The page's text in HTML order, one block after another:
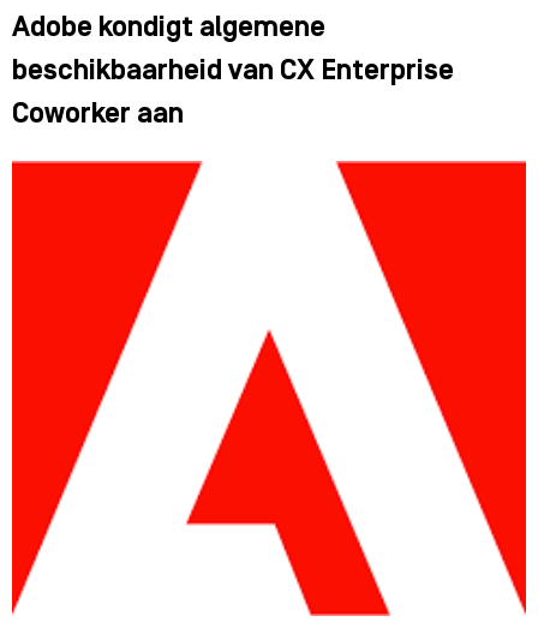
Adobe kondigt algemene
beschikbaarheid van CX Enterprise
Coworker aan